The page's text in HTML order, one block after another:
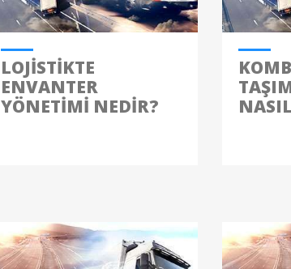
LOJISTIKTE
ENVANTER
YÖNETIMI NEDIR?